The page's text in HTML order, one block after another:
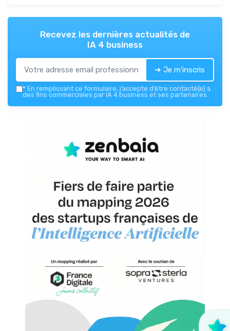
Recevez les dernières actualités de
IA 4 business
➔ Je m'inscris
* En remplissant ce formulaire, j’accepte d’être contacté(e) à
des fins commerciales par IA 4 business et ses partenaires.